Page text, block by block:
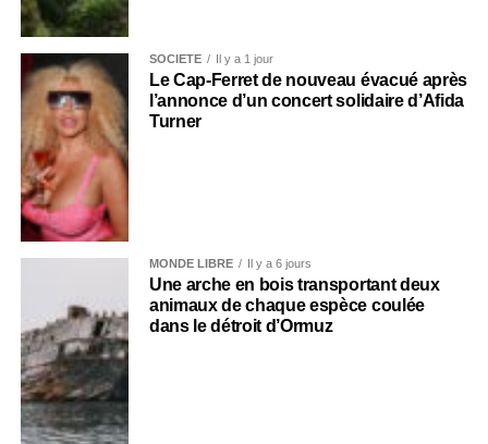
SOCIÉTÉ Il y a 1 jour
Le Cap-Ferret de nouveau évacué après
l’annonce d’un concert solidaire d’Afida
Turner
MONDE LIBRE Il y a 6 jours
Une arche en bois transportant deux
animaux de chaque espèce coulée
dans le détroit d’Ormuz